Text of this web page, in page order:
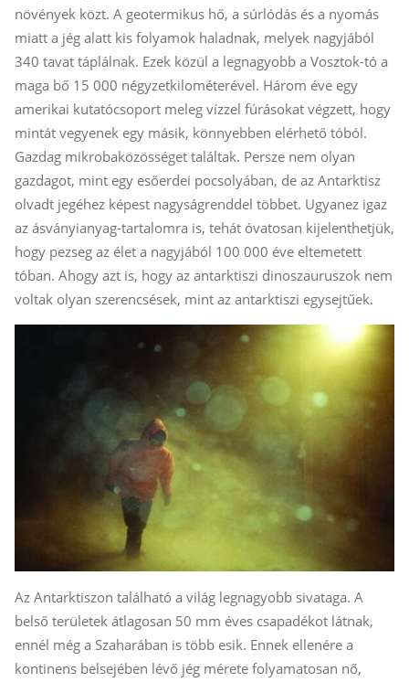
növények közt. A geotermikus hő, a súrlódás és a nyomás
miatt a jég alatt kis folyamok haladnak, melyek nagyjából
340 tavat táplálnak. Ezek közül a legnagyobb a Vosztok-tó a
maga bő 15 000 négyzetkilométerével. Három éve egy
amerikai kutatócsoport meleg vízzel fúrásokat végzett, hogy
mintát vegyenek egy másik, könnyebben elérhető tóból.
Gazdag mikrobaközösséget találtak. Persze nem olyan
gazdagot, mint egy esőerdei pocsolyában, de az Antarktisz
olvadt jegéhez képest nagyságrenddel többet. Ugyanez igaz
az ásványianyag-tartalomra is, tehát óvatosan kijelenthetjük,
hogy pezseg az élet a nagyjából 100 000 éve eltemetett
tóban. Ahogy azt is, hogy az antarktiszi dinoszauruszok nem
voltak olyan szerencsések, mint az antarktiszi egysejtűek.
Az Antarktiszon található a világ legnagyobb sivataga. A
belső területek átlagosan 50 mm éves csapadékot látnak,
ennél még a Szaharában is több esik. Ennek ellenére a
kontinens belsejében lévő jég mérete folyamatosan nő,